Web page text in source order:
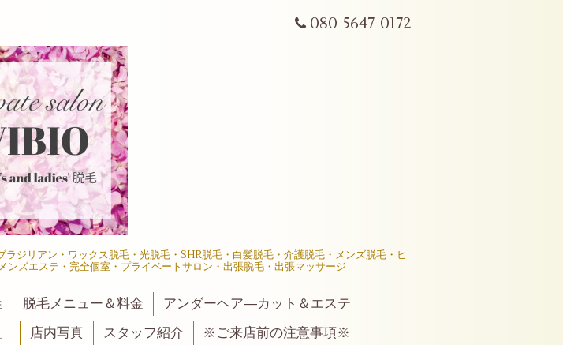
080-5647-0172
ジリアン・ワックス脱毛・光脱毛・SHR脱毛・白髪脱毛・介護脱毛・メンズ脱毛・ヒ
ズエステ・完全個室・プライベートサロン・出張脱毛・出張マッサージ
脱毛メニュー＆料金
アンダーヘア―カット＆エステ
店内写真 スタッフ紹介
※ご来店前の注意事項※